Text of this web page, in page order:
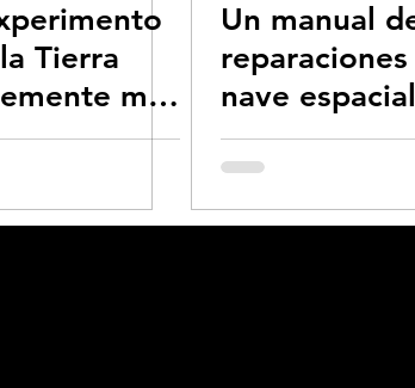
-Neoliberalismo
Contaminadores: petróleo,
-Covid Decrecimiento/
Tierra
mal
Un manual
nave